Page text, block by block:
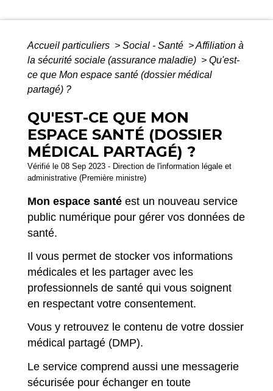
Accueil particuliers > Social - Santé >Affiliation à
la sécurité sociale (assurance maladie) > Qu'est-
ce que Mon espace santé (dossier médical
partagé) ?
QU'EST-CE QUE MON
ESPACE SANTÉ (DOSSIER
MÉDICAL PARTAGÉ) ?
Vérifié le 08 Sep 2023 - Direction de l'information légale et
administrative (Première ministre)
Mon espace santé est un nouveau service
public numérique pour gérer vos données de
santé.
Il vous permet de stocker vos informations
médicales et les partager avec les
professionnels de santé qui vous soignent
en respectant votre consentement.
Vous y retrouvez le contenu de votre dossier
médical partagé (DMP).
Le service comprend aussi une messagerie
sécurisée pour échanger en toute